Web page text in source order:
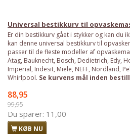
Universal bestikkurv til
Er din bestikkurv gået i stykker og kan du
kan denne universal bestikkurv til
passer til de fleste modeller af
Atag, Bauknecht, Bosch, Dedietrich, Edy,
Imperial, Indesit, Miele, NEFF, Nordland,
Whirlpool. Se kurvens mål inden
88,95
99,95
Du sparer: 11,00
KØB NU